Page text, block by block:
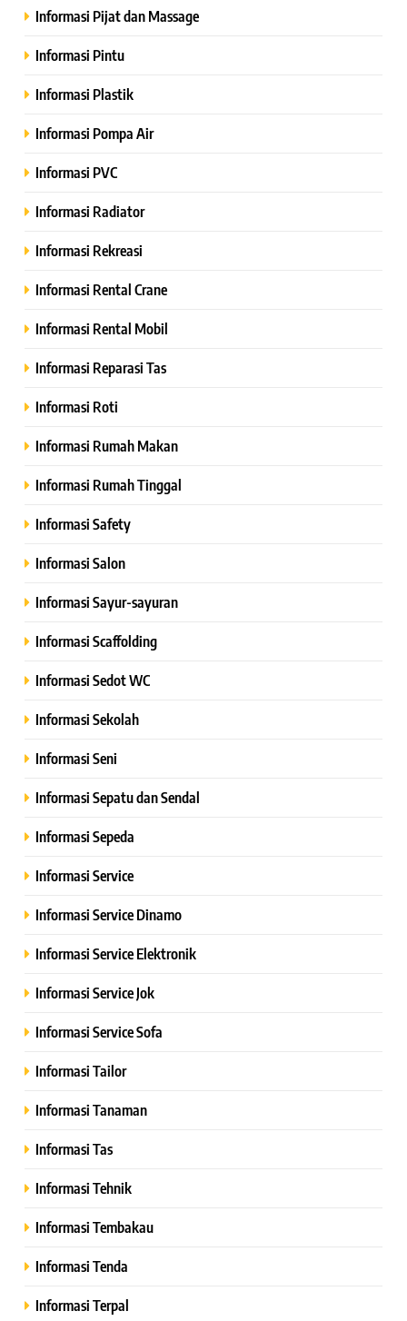
Informasi Pijat dan Massage
Informasi Pintu
Informasi Plastik
Informasi Pompa Air
Informasi PVC
Informasi Radiator
Informasi Rekreasi
Informasi Rental Crane
Informasi Rental Mobil
Informasi Reparasi Tas
Informasi Roti
Informasi Rumah Makan
Informasi Rumah Tinggal
Informasi Safety
Informasi Salon
Informasi Sayur-sayuran
Informasi Scaffolding
Informasi Sedot WC
Informasi Sekolah
Informasi Seni
Informasi Sepatu dan Sendal
Informasi Sepeda
Informasi Service
Informasi Service Dinamo
Informasi Service Elektronik
Informasi Service Jok
Informasi Service Sofa
Informasi Tailor
Informasi Tanaman
Informasi Tas
Informasi Tehnik
Informasi Tembakau
Informasi Tenda
Informasi Terpal